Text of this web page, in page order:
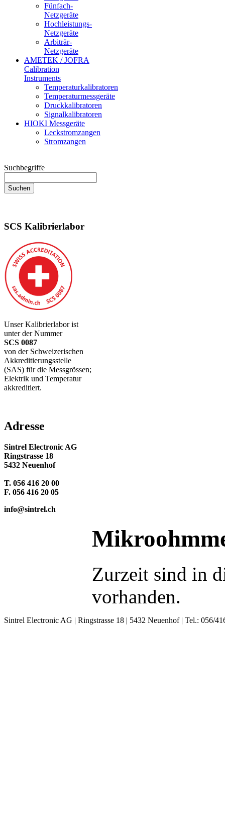
Fünfach-
Netzgeräte
Hochleistungs-
Netzgeräte
Arbiträr-
Netzgeräte
AMETEK / JOFRA
Calibration
Instruments
Temperaturkalibratoren
Temperaturmessgeräte
Druckkalibratoren
Signalkalibratoren
HIOKI Messgeräte
Leckstromzangen
Stromzangen
Suchbegriffe
SCS Kalibrierlabor
Unser Kalibrierlabor ist
unter der Nummer
SCS 0087
von der Schweizerischen
Akkreditierungsstelle
(SAS) für die Messgrössen;
Elektrik und Temperatur
akkreditiert.
Adresse
Sintrel Electronic AG
Ringstrasse 18
5432 Neuenhof
T. 056 416 20 00
F. 056 416 20 05
info@sintrel.ch
Zurzeit sind in
vorhanden.
Sintrel Electronic AG | Ringstrasse 18 | 5432 Neuenhof | Tel.: 056/